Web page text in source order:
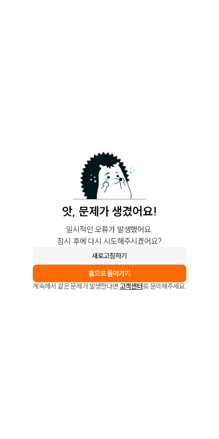
앗, 문제가 생겼어요!
일시적인 오류가 발생했어요.
잠시 후에 다시 시도해주시겠어요?
새로고침하기
홈으로 돌아가기
계속해서 같은 문제가 발생한다면 고객센터로 문의해주세요.